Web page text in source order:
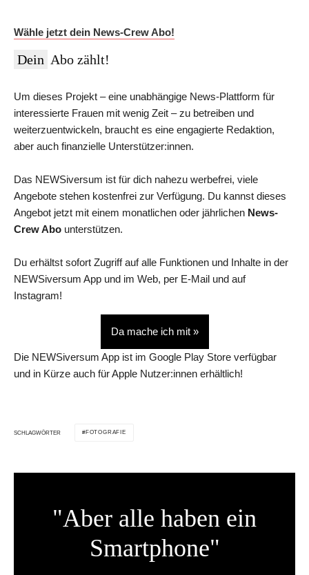
Wähle jetzt dein News-Crew Abo!
Dein Abo zählt!
Um dieses Projekt – eine unabhängige News-Plattform für
interessierte Frauen mit wenig Zeit – zu betreiben und
weiterzuentwickeln, braucht es eine engagierte Redaktion,
aber auch finanzielle Unterstützer:innen.
Das NEWSiversum ist für dich nahezu werbefrei, viele
Angebote stehen kostenfrei zur Verfügung. Du kannst dieses
Angebot jetzt mit einem monatlichen oder jährlichen News-
Crew Abo unterstützen.
Du erhältst sofort Zugriff auf alle Funktionen und Inhalte in der
NEWSiversum App und im Web, per E-Mail und auf
Instagram!
Da mache ich mit »
Die NEWSiversum App ist im Google Play Store verfügbar
und in Kürze auch für Apple Nutzer:innen erhältlich!
SCHLAGWÖRTER FOTOGRAFIE
"Aber alle haben ein
Smartphone"